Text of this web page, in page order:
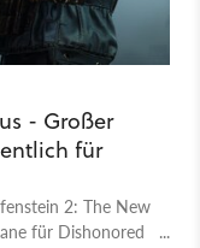
- Großer
für
2: The New
für Dishonored